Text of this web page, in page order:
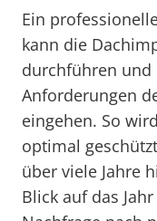
Ein
kann die
durchführen und
Anforderungen
eingehen. So
optimal
über viele Jahre
Blick auf das